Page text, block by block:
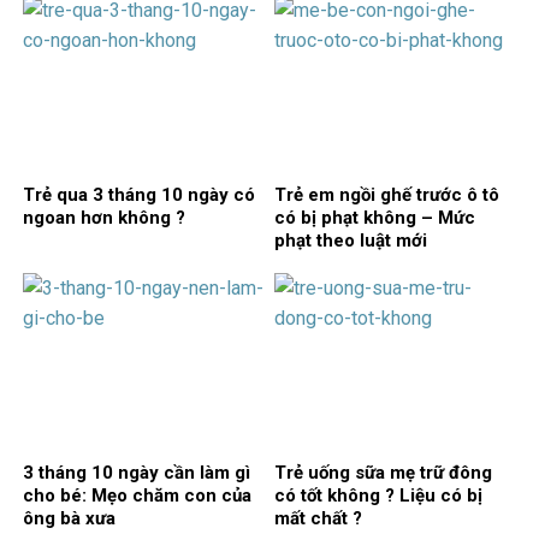
Trẻ qua 3 tháng 10 ngày có
ngoan hơn không ?
Trẻ em ngồi ghế trước ô tô
có bị phạt không – Mức
phạt theo luật mới
3 tháng 10 ngày cần làm gì
cho bé: Mẹo chăm con của
ông bà xưa
Trẻ uống sữa mẹ trữ đông
có tốt không ? Liệu có bị
mất chất ?